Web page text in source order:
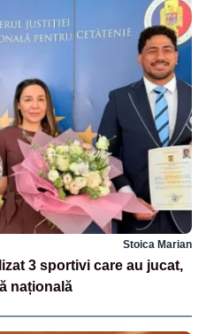
Stoica Marian
3 sportivi care au jucat,
națională